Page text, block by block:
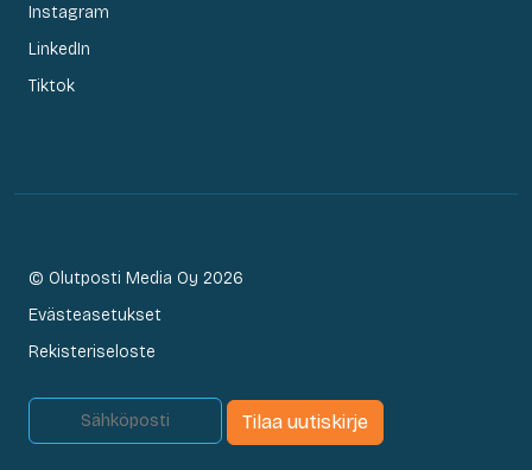
Instagram
LinkedIn
Tiktok
© Olutposti Media Oy 2026
Evästeasetukset
Rekisteriseloste
Tilaa uutiskirje